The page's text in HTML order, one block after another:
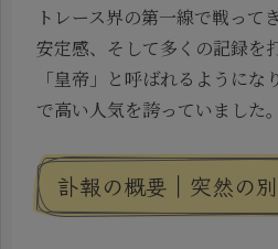
トレース界の第一線で戦って
安定感、そして多くの記録を
「皇帝」と呼ばれるようにな
で高い人気を誇っていました。
訃報の概要｜突然の